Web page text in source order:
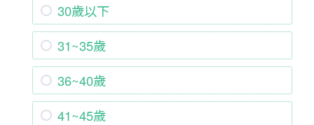
30歲以下
31~35歲
36~40歲
41~45歲